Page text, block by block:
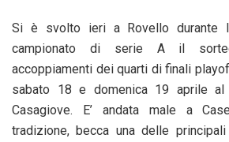
Si è svolto ieri a Rovello durante
campionato di serie A il
accoppiamenti dei quarti di finali
sabato 18 e domenica 19 aprile al
Casagiove. E’ andata male a
tradizione, becca una delle